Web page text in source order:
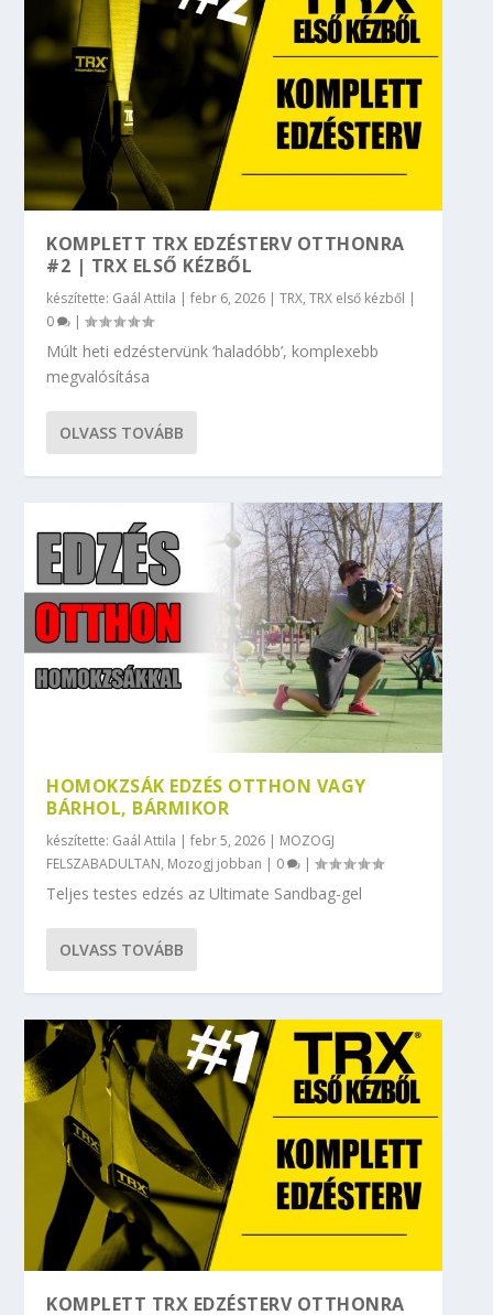
KOMPLETT TRX EDZÉSTERV OTTHONRA
#2 | TRX ELSŐ KÉZBŐL
készítette: Gaál Attila |febr 6, 2026 |TRX,TRX első kézből |
0
|
Múlt heti edzéstervünk ‘haladóbb’, komplexebb
megvalósítása
OLVASS TOVÁBB
HOMOKZSÁK EDZÉS OTTHON VAGY
BÁRHOL, BÁRMIKOR
készítette: Gaál Attila |febr 5, 2026 | MOZOGJ
FELSZABADULTAN, Mozogj jobban | 0 |
Teljes testes edzés az Ultimate Sandbag-gel
OLVASS TOVÁBB
KOMPLETT TRX EDZÉSTERV OTTHONRA